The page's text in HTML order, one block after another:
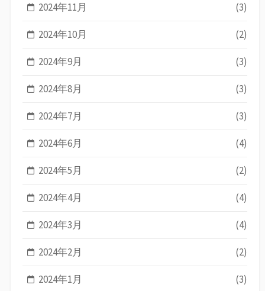
2024年11月 (3)
2024年10月 (2)
2024年9月 (3)
2024年8月 (3)
2024年7月 (3)
2024年6月 (4)
2024年5月 (2)
2024年4月 (4)
2024年3月 (4)
2024年2月 (2)
2024年1月 (3)